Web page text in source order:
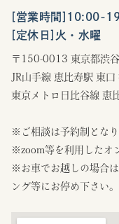
[営業時間]10:00-
[定休日]火・水曜
〒150-0013 東京都渋
JR山手線 恵比寿駅 東
東京メトロ日比谷線 恵
※ご相談は予約制とな
※zoom等を利用したオ
※お車でお越しの場合
ング等にお停め下さい。